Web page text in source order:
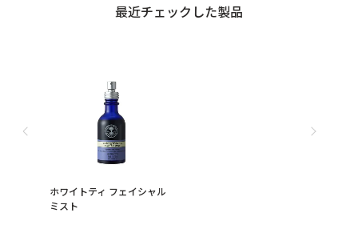
最近チェックした製品
ホワイトティ フェイシャル
ミスト